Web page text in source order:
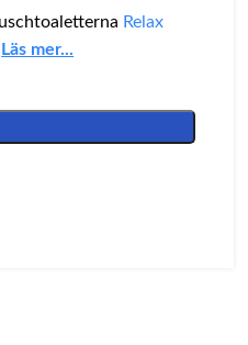
Relax
Läs mer...